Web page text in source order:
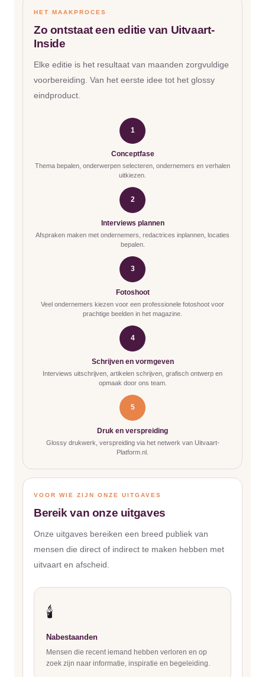
HET MAAKPROCES
Zo ontstaat een editie van Uitvaart-
Inside
Elke editie is het resultaat van maanden zorgvuldige
voorbereiding. Van het eerste idee tot het glossy
eindproduct.
1
Conceptfase
Thema bepalen, onderwerpen selecteren, ondernemers en verhalen
uitkiezen.
2
Interviews plannen
Afspraken maken met ondernemers, redactrices inplannen, locaties
bepalen.
3
Fotoshoot
Veel ondernemers kiezen voor een professionele fotoshoot voor
prachtige beelden in het magazine.
4
Schrijven en vormgeven
Interviews uitschrijven, artikelen schrijven, grafisch ontwerp en
opmaak door ons team.
5
Druk en verspreiding
Glossy drukwerk, verspreiding via het netwerk van Uitvaart-
Platform.nl.
VOOR WIE ZIJN ONZE UITGAVES
Bereik van onze uitgaves
Onze uitgaves bereiken een breed publiek van
mensen die direct of indirect te maken hebben met
uitvaart en afscheid.
🕯️
Nabestaanden
Mensen die recent iemand hebben verloren en op
zoek zijn naar informatie, inspiratie en begeleiding.